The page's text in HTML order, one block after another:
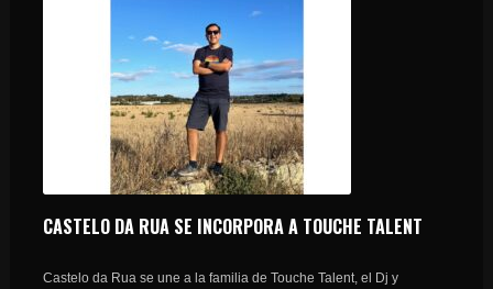
CASTELO DA RUA SE INCORPORA A TOUCHE TALENT
Castelo da Rua se une a la familia de Touche Talent, el Dj y